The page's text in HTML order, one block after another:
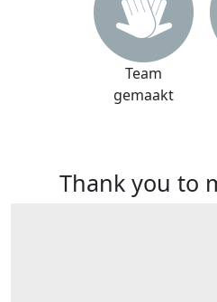
Team
gemaakt
Thank you to